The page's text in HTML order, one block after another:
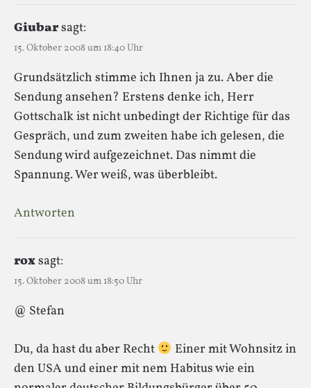
Giubarsagt:
15. Oktober 2008 um 18:40 Uhr
Grundsätzlich stimme ich Ihnen ja zu. Aber die
Sendung ansehen? Erstens denke ich, Herr
Gottschalk ist nicht unbedingt der Richtige für das
Gespräch, und zum zweiten habe ich gelesen, die
Sendung wird aufgezeichnet. Das nimmt die
Spannung. Wer weiß, was überbleibt.
Antworten
roxsagt:
15. Oktober 2008 um 18:50 Uhr
@ Stefan
Du, da hast du aber Recht
Einer mit Wohnsitz in
den USA und einer mit nem Habitus wie ein